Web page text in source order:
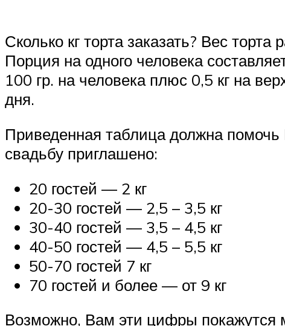
Сколько кг торта заказать? Вес
Порция на одного человека
100 гр. на человека плюс 0,5 кг на
дня.
Приведенная таблица должна помочь
свадьбу приглашено:
20 гостей — 2 кг
20-30 гостей — 2,5 – 3,5 кг
30-40 гостей — 3,5 – 4,5 кг
40-50 гостей — 4,5 – 5,5 кг
50-70 гостей 7 кг
70 гостей и более — от 9 кг
Возможно, Вам эти цифры покажутся